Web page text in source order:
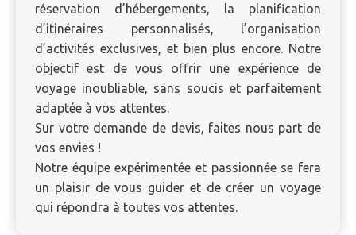
réservation d’hébergements, la planification
d’itinéraires personnalisés, l’organisation
d’activités exclusives, et bien plus encore. Notre
objectif est de vous offrir une expérience de
voyage inoubliable, sans soucis et parfaitement
adaptée à vos attentes.
Sur votre demande de devis, faites nous part de
vos envies !
Notre équipe expérimentée et passionnée se fera
un plaisir de vous guider et de créer un voyage
qui répondra à toutes vos attentes.